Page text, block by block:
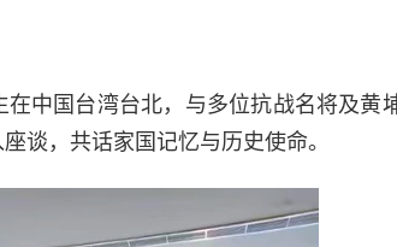
中国台湾台北，与多位抗战名将及黄
谈，共话家国记忆与历史使命。